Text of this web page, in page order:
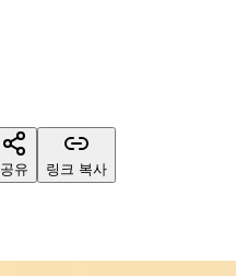
공유 링크 복사